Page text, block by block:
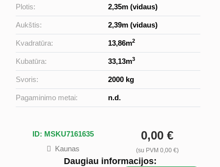
Plotis: 2,35m (vidaus)
Aukštis: 2,39m (vidaus)
Kvadratūra: 13,86m2
Kubatūra: 33,13m3
Svoris: 2000 kg
Pagaminimo metai: n.d.
ID: MSKU7161635
Kaunas
0,00 €
(su PVM 0,00 €)
Daugiau informacijos: